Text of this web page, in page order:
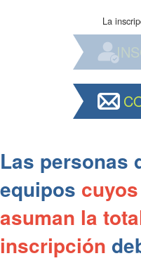
La
Las personas
equipos
asuman la
inscripción